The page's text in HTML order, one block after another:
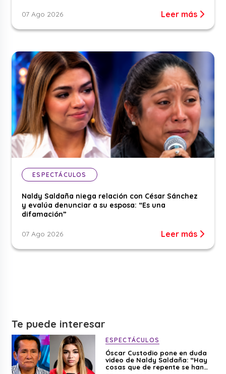
07 Ago 2026 Leer más
ESPECTÁCULOS
Naldy Saldaña niega relación con César Sánchez
y evalúa denunciar a su esposa: “Es una
difamación”
07 Ago 2026 Leer más
Te puede interesar
ESPECTÁCULOS
Óscar Custodio pone en duda
video de Naldy Saldaña: “Hay
cosas que de repente se han